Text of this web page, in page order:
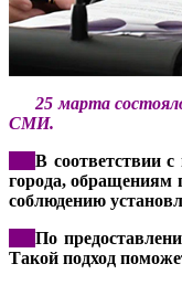
25 марта
СМИ.
В соответствии
города, обращениям
соблюдению
По
Такой подход